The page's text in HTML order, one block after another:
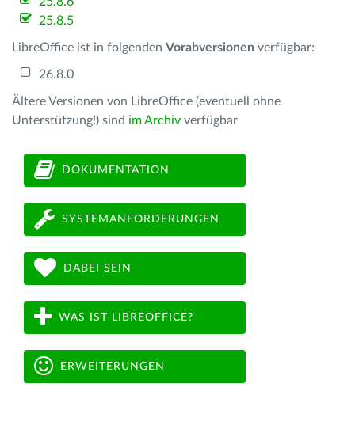
25.8.5
LibreOffice ist in folgenden Vorabversionen verfügbar:
26.8.0
Ältere Versionen von LibreOffice (eventuell ohne
Unterstützung!) sind im Archiv verfügbar
DOKUMENTATION
SYSTEMANFORDERUNGEN
DABEI SEIN
WAS IST LIBREOFFICE?
ERWEITERUNGEN